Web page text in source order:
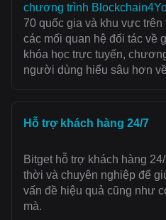
chương trình
70 quốc gia và khu vực
các mối quan hệ đối tác về
khóa học trực tuyến,
người dùng hiểu sâu hơn
Hỗ trợ khách hàng 24/7
Bitget hỗ trợ khách hàng
thời và chuyên nghiệp để
vấn đề hiệu quả cũng như
mà.